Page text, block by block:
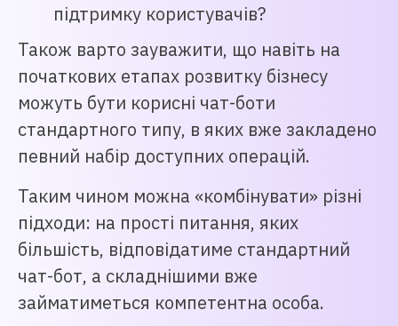
підтримку користувачів?
Також варто зауважити, що навіть на
початкових етапах розвитку бізнесу
можуть бути корисні чат-боти
стандартного типу, в яких вже закладено
певний набір доступних операцій.
Таким чином можна «комбінувати» різні
підходи: на прості питання, яких
більшість, відповідатиме стандартний
чат-бот, а складнішими вже
займатиметься компетентна особа.